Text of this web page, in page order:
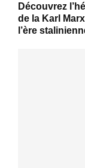
Découvrez
de la Karl
l’ère